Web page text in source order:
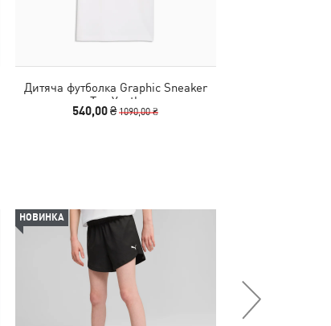
Дитяча футболка Graphic Sneaker
Tee Youth
540,00 ₴1090,00 ₴
НОВИНКА